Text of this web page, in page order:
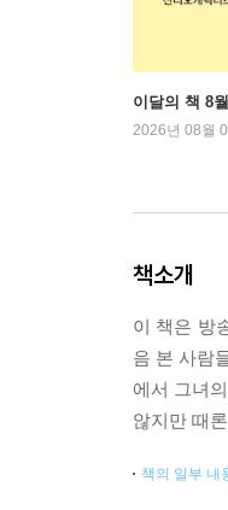
이달의 책 8
2026년 08월
책소개
이 책은 방
음 본 사람
에서 그녀
않지만 때
책의 일부 내